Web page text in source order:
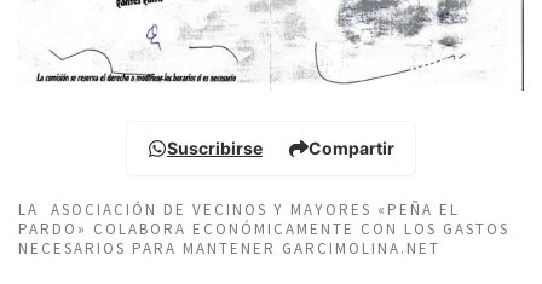
Suscribirse Compartir
LA ASOCIACIÓN DE VECINOS Y MAYORES «PEÑA EL
PARDO» COLABORA ECONÓMICAMENTE CON LOS GASTOS
NECESARIOS PARA MANTENER GARCIMOLINA.NET